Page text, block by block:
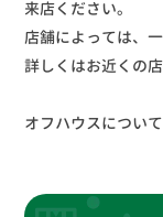
来店ください。
店舗によっては、
詳しくはお近くの
オフハウスについ